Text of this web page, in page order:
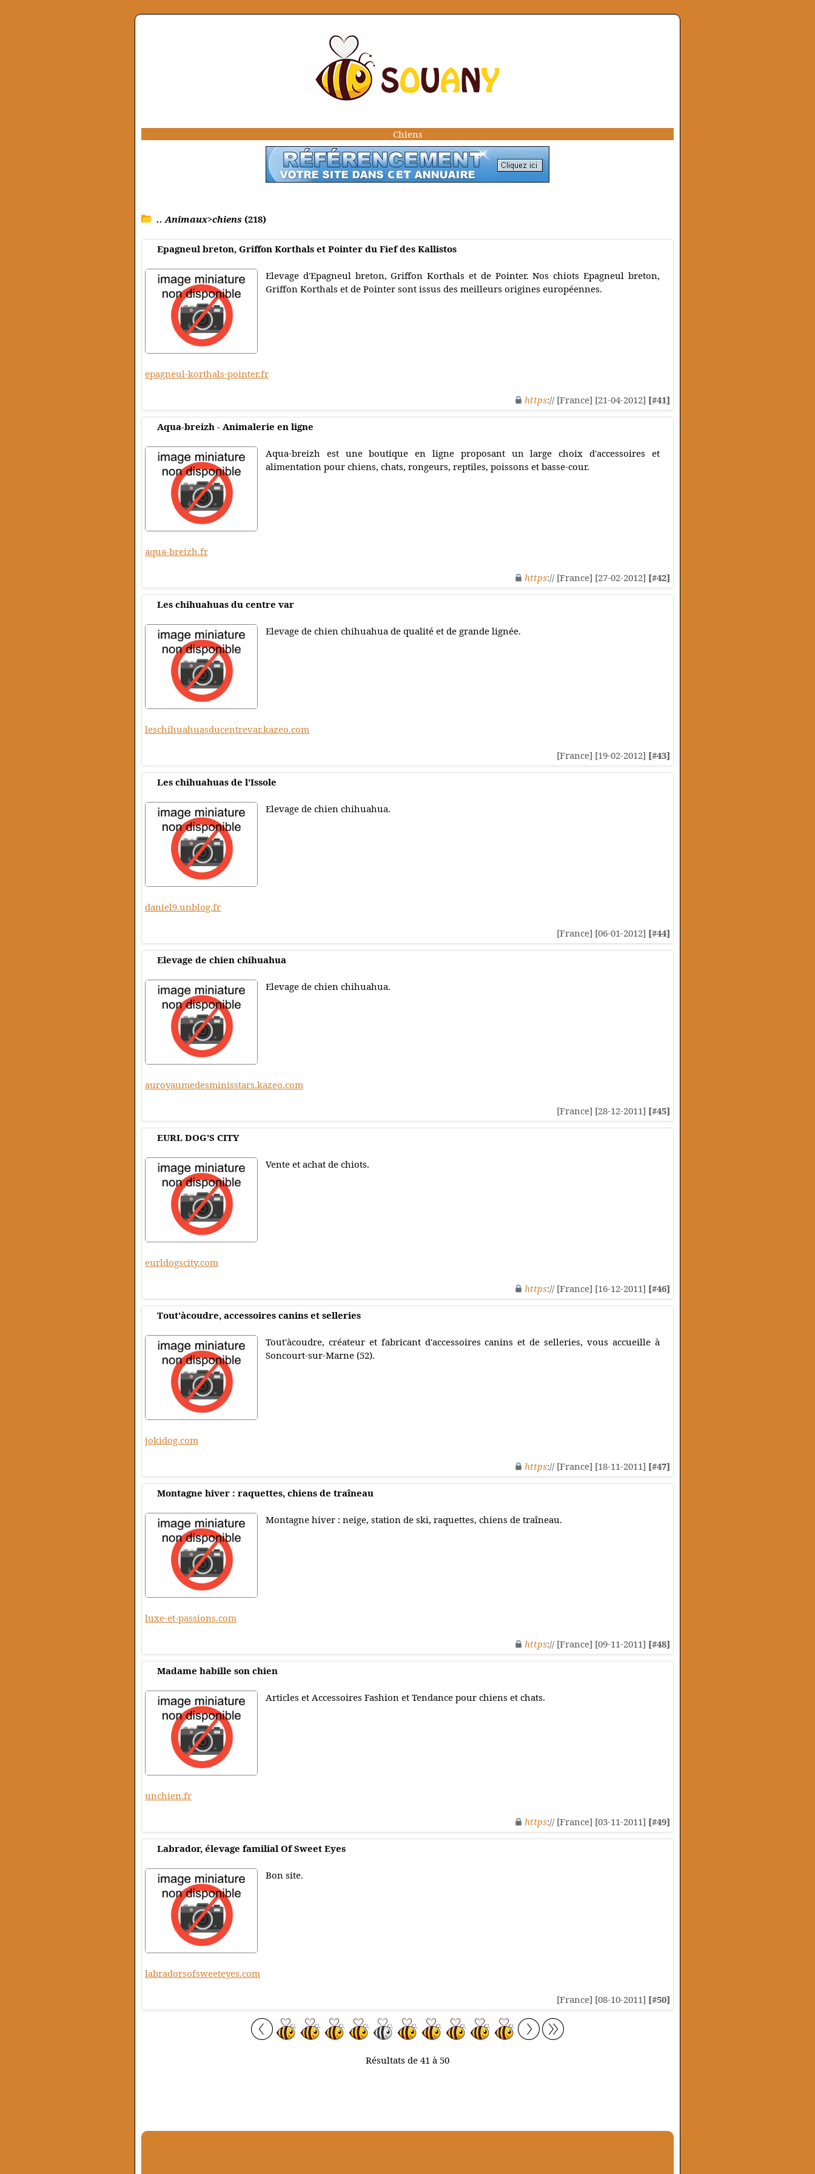
Chiens
.. Animaux>chiens (218)
Epagneul breton, Griffon Korthals et Pointer du Fief des Kallistos
Elevage d'Epagneul breton, Griffon Korthals et de Pointer. Nos chiots Epagneul breton,
Griffon Korthals et de Pointer sont issus des meilleurs origines européennes.
epagneul-korthals-pointer.fr
https:// [France] [21-04-2012] [#41]
Aqua-breizh - Animalerie en ligne
Aqua-breizh est une boutique en ligne proposant un large choix d'accessoires et
alimentation pour chiens, chats, rongeurs, reptiles, poissons et basse-cour.
aqua-breizh.fr
https:// [France] [27-02-2012] [#42]
Les chihuahuas du centre var
Elevage de chien chihuahua de qualité et de grande lignée.
leschihuahuasducentrevar.kazeo.com
[France] [19-02-2012] [#43]
Les chihuahuas de l'Issole
Elevage de chien chihuahua.
daniel9.unblog.fr
[France] [06-01-2012] [#44]
Elevage de chien chihuahua
Elevage de chien chihuahua.
auroyaumedesminisstars.kazeo.com
[France] [28-12-2011] [#45]
EURL DOG'S CITY
Vente et achat de chiots.
eurldogscity.com
https:// [France] [16-12-2011] [#46]
Tout'àcoudre, accessoires canins et selleries
Tout'àcoudre, créateur et fabricant d'accessoires canins et de selleries, vous accueille à
Soncourt-sur-Marne (52).
jokidog.com
https:// [France] [18-11-2011] [#47]
Montagne hiver : raquettes, chiens de traîneau
Montagne hiver : neige, station de ski, raquettes, chiens de traîneau.
luxe-et-passions.com
https:// [France] [09-11-2011] [#48]
Madame habille son chien
Articles et Accessoires Fashion et Tendance pour chiens et chats.
unchien.fr
https:// [France] [03-11-2011] [#49]
Labrador, élevage familial Of Sweet Eyes
Bon site.
labradorsofsweeteyes.com
[France] [08-10-2011] [#50]
Résultats de 41 à 50